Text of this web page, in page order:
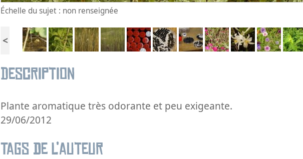
Échelle du sujet : non renseignée
<
Description
Plante aromatique très odorante et peu exigeante.
29/06/2012
Tags de l’auteur